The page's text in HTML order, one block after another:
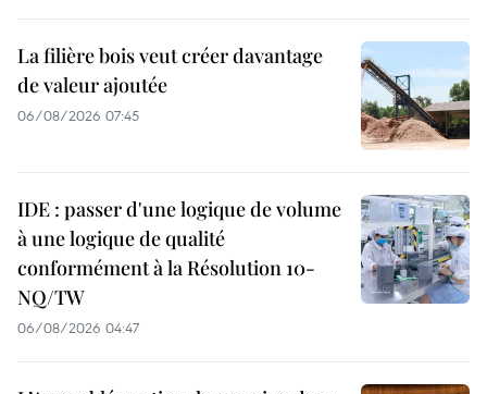
La filière bois veut créer davantage
de valeur ajoutée
06/08/2026 07:45
IDE : passer d'une logique de volume
à une logique de qualité
conformément à la Résolution 10-
NQ/TW
06/08/2026 04:47